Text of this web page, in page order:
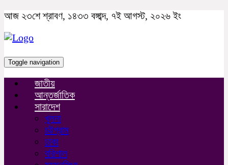
আজ ২৩শে শ্রাবণ, ১৪৩৩ বঙ্গাব্দ, ৭ই আগস্ট, ২০২৬ ইং
Toggle navigation
জাতীয়
আন্তর্জাতিক
সারাদেশ
খুলনা
চট্টগ্রাম
ঢাকা
বরিশাল